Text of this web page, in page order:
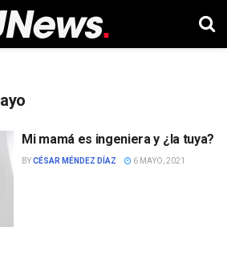
Mi mamá es ingeniera y ¿la tuya?
BYCÉSAR MÉNDEZ DÍAZ 6 MAYO, 2021